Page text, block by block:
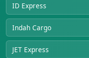
ID Express
Indah Cargo
JET Express